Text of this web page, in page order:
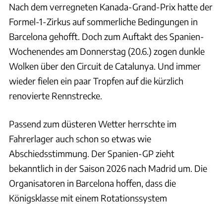
Nach dem verregneten Kanada-Grand-Prix hatte der
Formel-1-Zirkus auf sommerliche Bedingungen in
Barcelona gehofft. Doch zum Auftakt des Spanien-
Wochenendes am Donnerstag (20.6.) zogen dunkle
Wolken über den Circuit de Catalunya. Und immer
wieder fielen ein paar Tropfen auf die kürzlich
renovierte Rennstrecke.
Passend zum düsteren Wetter herrschte im
Fahrerlager auch schon so etwas wie
Abschiedsstimmung. Der Spanien-GP zieht
bekanntlich in der Saison 2026 nach Madrid um. Die
Organisatoren in Barcelona hoffen, dass die
Königsklasse mit einem Rotationssystem